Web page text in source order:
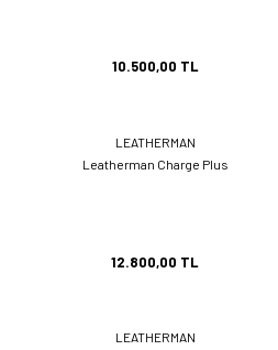
10.500,00 TL
LEATHERMAN
Leatherman Charge Plus
12.800,00 TL
LEATHERMAN